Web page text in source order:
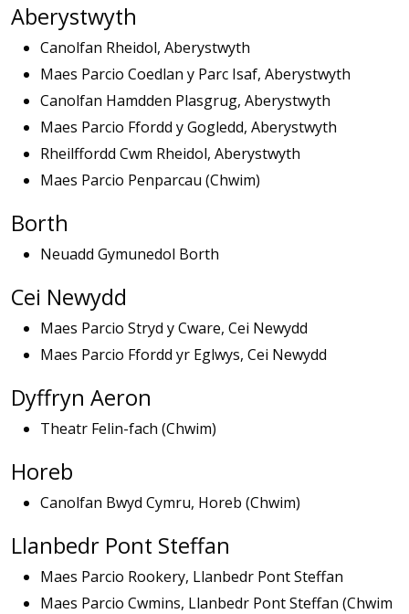
Aberystwyth
Canolfan Rheidol, Aberystwyth
Maes Parcio Coedlan y Parc Isaf, Aberystwyth
Canolfan Hamdden Plasgrug, Aberystwyth
Maes Parcio Ffordd y Gogledd, Aberystwyth
Rheilffordd Cwm Rheidol, Aberystwyth
Maes Parcio Penparcau (Chwim)
Borth
Neuadd Gymunedol Borth
Cei Newydd
Maes Parcio Stryd y Cware, Cei Newydd
Maes Parcio Ffordd yr Eglwys, Cei Newydd
Dyffryn Aeron
Theatr Felin-fach (Chwim)
Horeb
Canolfan Bwyd Cymru, Horeb (Chwim)
Llanbedr Pont Steffan
Maes Parcio Rookery, Llanbedr Pont Steffan
Maes Parcio Cwmins, Llanbedr Pont Steffan (Chwim